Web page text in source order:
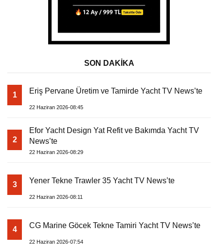
SON DAKİKA
1 Eriş Pervane Üretim ve Tamirde Yacht TV News’te
22 Haziran 2026-08:45
2
Efor Yacht Design Yat Refit ve Bakımda Yacht TV
News’te
22 Haziran 2026-08:29
3 Yener Tekne Trawler 35 Yacht TV News’te
22 Haziran 2026-08:11
4 CG Marine Göcek Tekne Tamiri Yacht TV News’te
22 Haziran 2026-07:54